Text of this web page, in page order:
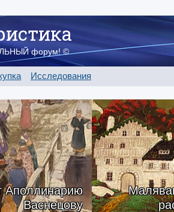
форум! ©
Исследования
Аполлинарию
Васнецову